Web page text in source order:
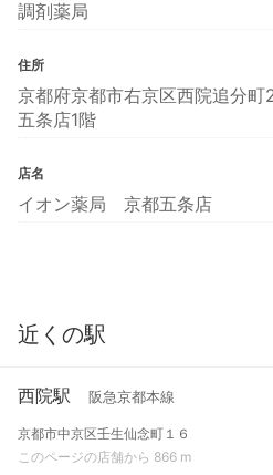
調剤薬局
住所
京都府京都市右京区西院追分
五条店1階
店名
イオン薬局 京都五条店
近くの駅
西院駅 阪急京都本線
京都市中京区壬生仙念町１６
このページの店舗から 866 m